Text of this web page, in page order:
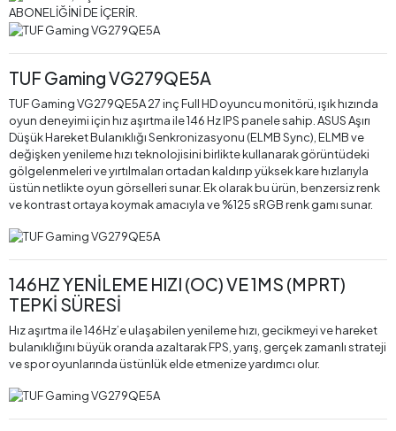
TUF Gaming VG279QE5A
TUF Gaming VG279QE5A 27 inç Full HD oyuncu monitörü, ışık hızında
oyun deneyimi için hız aşırtma ile 146 Hz IPS panele sahip. ASUS Aşırı
Düşük Hareket Bulanıklığı Senkronizasyonu (ELMB Sync), ELMB ve
değişken yenileme hızı teknolojisini birlikte kullanarak görüntüdeki
gölgelenmeleri ve yırtılmaları ortadan kaldırıp yüksek kare hızlarıyla
üstün netlikte oyun görselleri sunar. Ek olarak bu ürün, benzersiz renk
ve kontrast ortaya koymak amacıyla ve %125 sRGB renk gamı sunar.
146HZ YENİLEME HIZI (OC) VE 1MS (MPRT)
TEPKİ SÜRESİ
Hız aşırtma ile 146Hz’e ulaşabilen yenileme hızı, gecikmeyi ve hareket
bulanıklığını büyük oranda azaltarak FPS, yarış, gerçek zamanlı strateji
ve spor oyunlarında üstünlük elde etmenize yardımcı olur.